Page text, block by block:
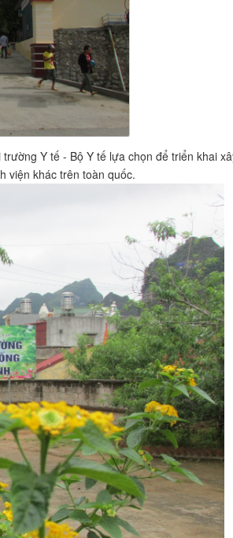
Y tế - Bộ Y tế lựa chọn để triển khai
viện khác trên toàn quốc.